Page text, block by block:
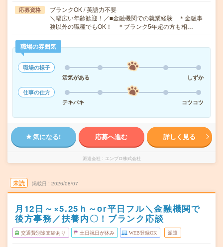
応募資格
ブランクOK / 英語力不要
＼幅広い年齢歓迎！／■金融機関での就業経験 ＊金融事
務以外の職種でもOK！ ＊ブランク5年超の方も相…
職場の雰囲気
職場の様子
活気がある
しずか
仕事の仕方
テキパキ
コツコツ
気になる! 応募へ進む 詳しく見る
派遣会社 エンプロ株式会社
未読 掲載日 2026/08/07
月12日～×5.25ｈ～or平日フル＼金融機関で
後方事務／扶養内〇！ブランク応談
交通費別途支給あり 土日祝日が休み WEB登録OK 派遣